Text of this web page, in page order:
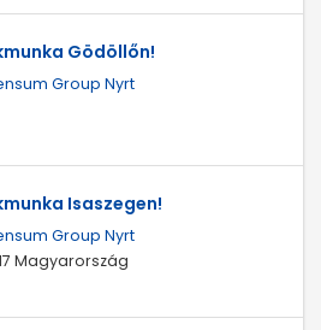
Gödöllőn!
Group Nyrt
Isaszegen!
Group Nyrt
Magyarország